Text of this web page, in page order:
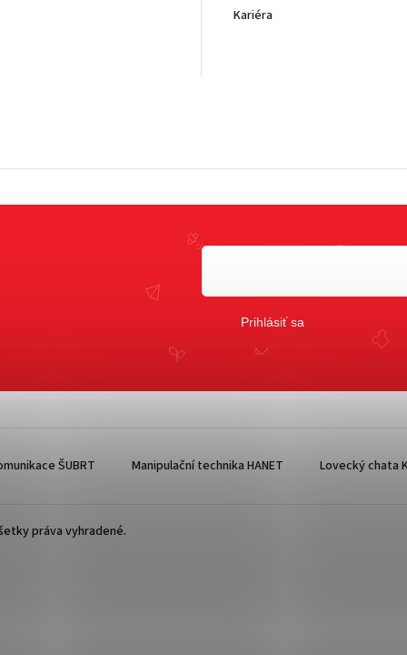
Prihlásiť sa
Kariéra
ŠUBRT Manipulační technika HANET Lovecký chata
práva vyhradené.